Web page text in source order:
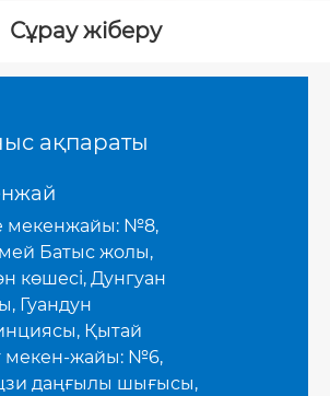
Сұрау жіберу
ақпараты
мекенжайы: №8,
Батыс жолы,
көшесі, Дунгуан
Гуандун
Қытай
мекен-жайы: №6,
даңғылы шығысы,